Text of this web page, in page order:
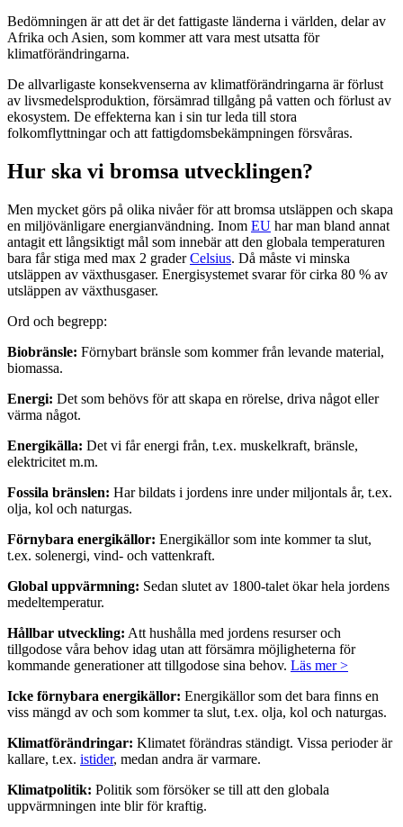
Bedömningen är att det är det fattigaste länderna i världen, delar av
Afrika och Asien, som kommer att vara mest utsatta för
klimatförändringarna.
De allvarligaste konsekvenserna av klimatförändringarna är förlust
av livsmedelsproduktion, försämrad tillgång på vatten och förlust av
ekosystem. De effekterna kan i sin tur leda till stora
folkomflyttningar och att fattigdomsbekämpningen försvåras.
Hur ska vi bromsa utvecklingen?
Men mycket görs på olika nivåer för att bromsa utsläppen och skapa
en miljövänligare energianvändning. Inom EU har man bland annat
antagit ett långsiktigt mål som innebär att den globala temperaturen
bara får stiga med max 2 graderCelsius. Då måste vi minska
utsläppen av växthusgaser. Energisystemet svarar för cirka 80 % av
utsläppen av växthusgaser.
Ord och begrepp:
Biobränsle: Förnybart bränsle som kommer från levande material,
biomassa.
Energi: Det som behövs för att skapa en rörelse, driva något eller
värma något.
Energikälla: Det vi får energi från, t.ex. muskelkraft, bränsle,
elektricitet m.m.
Fossila bränslen: Har bildats i jordens inre under miljontals år, t.ex.
olja, kol och naturgas.
Förnybara energikällor: Energikällor som inte kommer ta slut,
t.ex. solenergi, vind- och vattenkraft.
Global uppvärmning: Sedan slutet av 1800-talet ökar hela jordens
medeltemperatur.
Hållbar utveckling: Att hushålla med jordens resurser och
tillgodose våra behov idag utan att försämra möjligheterna för
kommande generationer att tillgodose sina behov. Läs mer >
Icke förnybara energikällor: Energikällor som det bara finns en
viss mängd av och som kommer ta slut, t.ex. olja, kol och naturgas.
Klimatförändringar: Klimatet förändras ständigt. Vissa perioder är
kallare, t.ex. istider, medan andra är varmare.
Klimatpolitik: Politik som försöker se till att den globala
uppvärmningen inte blir för kraftig.